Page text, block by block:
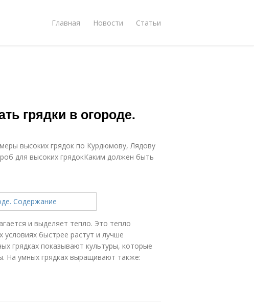
Главная Новости Статьи
грядки в огороде.
высоких грядок по Курдюмову, Лядову
для высоких грядокКаким должен быть
и выделяет тепло. Это тепло
условиях быстрее растут и лучше
грядках показывают культуры, которые
На умных грядках выращивают также: